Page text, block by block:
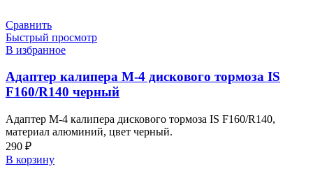
Сравнить
Быстрый просмотр
В избранное
Адаптер калипера M-4 дискового тормоза IS
F160/R140 черный
Адаптер M-4 калипера дискового тормоза IS F160/R140,
материал алюминий, цвет черный.
290 ₽
В корзину